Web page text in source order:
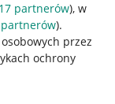
17 partnerów), w
partnerów).
przez
ochrony